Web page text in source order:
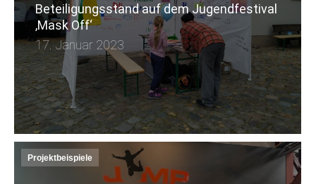
Beteiligungsstand auf dem Jugendfestival
‚Mask Off‘
17. Januar 2023
Projektbeispiele